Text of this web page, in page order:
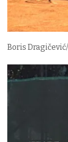
Boris